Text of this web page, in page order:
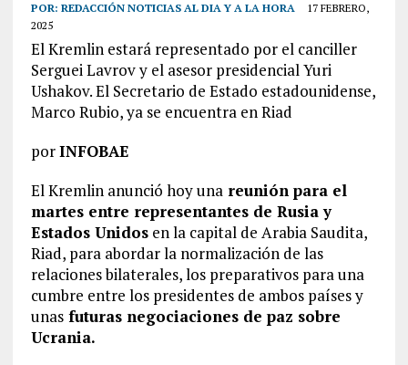
POR: REDACCIÓN NOTICIAS AL DIA Y A LA HORA
17 FEBRERO,
2025
El Kremlin estará representado por el canciller
Serguei Lavrov y el asesor presidencial Yuri
Ushakov. El Secretario de Estado estadounidense,
Marco Rubio, ya se encuentra en Riad
porINFOBAE
El Kremlin anunció hoy unareunión para el
martes entre representantes de Rusia y
Estados Unidosen la capital de Arabia Saudita,
Riad, para abordar la normalización de las
relaciones bilaterales, los preparativos para una
cumbre entre los presidentes de ambos países y
unasfuturas negociaciones de paz sobre
Ucrania.